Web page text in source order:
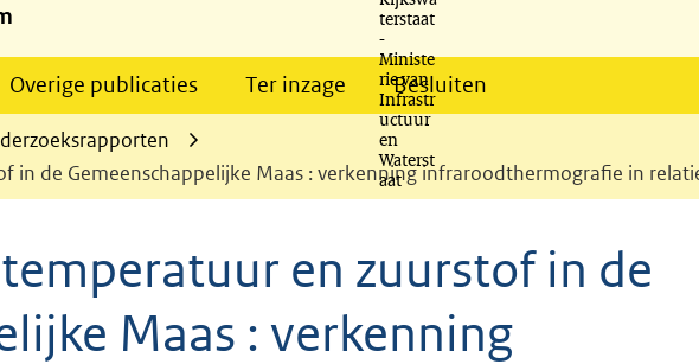
Overige publicaties Ter inzage Besluiten
in de Gemeenschappelijke Maas : verkenning infraroodthermografie in
en zuurstof in de
Maas : verkenning